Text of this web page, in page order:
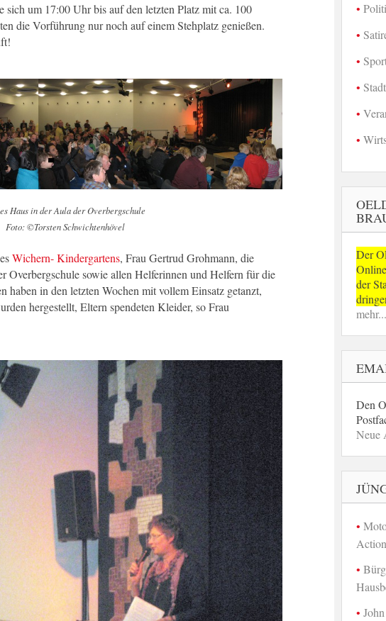
sich um 17:00 Uhr bis auf den letzten Platz mit ca. 100
die Vorführung nur noch auf einem Stehplatz genießen.
Haus in der Aula der Overbergschule
Foto: ©Torsten Schwichtenhövel
Wichern- Kindergartens, Frau Gertrud Grohmann, die
Overbergschule sowie allen Helferinnen und Helfern für die
haben in den letzten Wochen mit vollem Einsatz getanzt,
hergestellt, Eltern spendeten Kleider, so Frau
Der
der
mehr...
Den
Neue